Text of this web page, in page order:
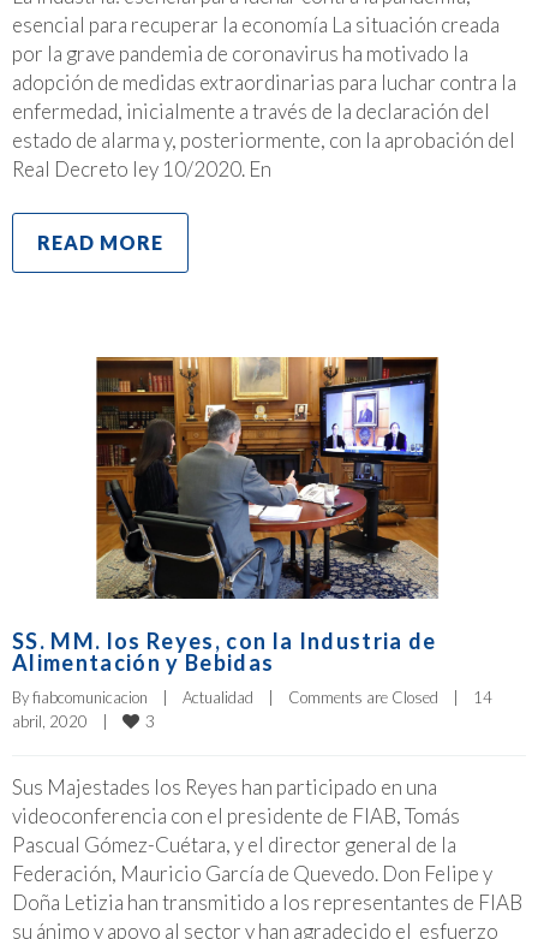
esencial para recuperar la economía La situación creada
por la grave pandemia de coronavirus ha motivado la
adopción de medidas extraordinarias para luchar contra la
enfermedad, inicialmente a través de la declaración del
estado de alarma y, posteriormente, con la aprobación del
Real Decreto ley 10/2020. En
READ MORE
SS. MM. los Reyes, con la Industria de
Alimentación y Bebidas
By fiabcomunicacion Actualidad Comments are Closed
14
abril, 2020
3
Sus Majestades los Reyes han participado en una
videoconferencia con el presidente de FIAB, Tomás
Pascual Gómez-Cuétara, y el director general de la
Federación, Mauricio García de Quevedo. Don Felipe y
Doña Letizia han transmitido a los representantes de FIAB
su ánimo y apoyo al sector y han agradecido el esfuerzo